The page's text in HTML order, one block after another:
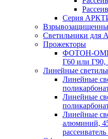
Серия
Светильники для
Прожекторы
ФОТОН-
Г60 или
Линейные
Линейные
Линейные
Линейные
алюминий,